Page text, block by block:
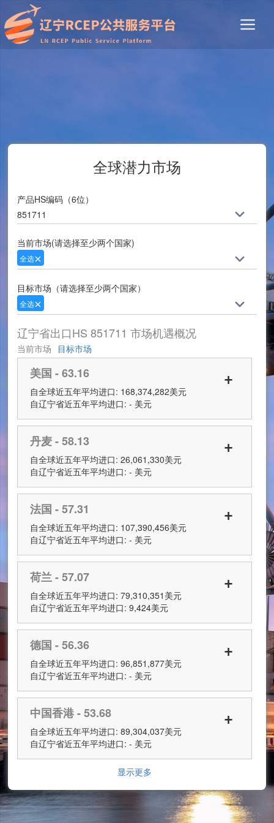
全球潜力市场
产品HS编码（6位）
851711
当前市场(请选择至少两个国家)
全选
目标市场（请选择至少两个国家）
全选
辽宁省出口HS 851711 市场机遇概况
当前市场 目标市场
美国 - 63.16
自全球近五年平均进口: 168,374,282美元
自辽宁省近五年平均进口: - 美元
+
丹麦 - 58.13
自全球近五年平均进口: 26,061,330美元
自辽宁省近五年平均进口: - 美元
+
法国 - 57.31
自全球近五年平均进口: 107,390,456美元
自辽宁省近五年平均进口: - 美元
+
荷兰 - 57.07
自全球近五年平均进口: 79,310,351美元
自辽宁省近五年平均进口: 9,424美元
+
德国 - 56.36
自全球近五年平均进口: 96,851,877美元
自辽宁省近五年平均进口: - 美元
+
中国香港 - 53.68
自全球近五年平均进口: 89,304,037美元
自辽宁省近五年平均进口: - 美元
+
显示更多